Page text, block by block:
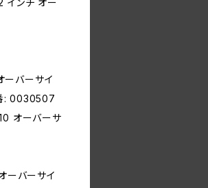
インチ オー
ーバーサイ
: 0030507
オーバーサ
ーバーサイ